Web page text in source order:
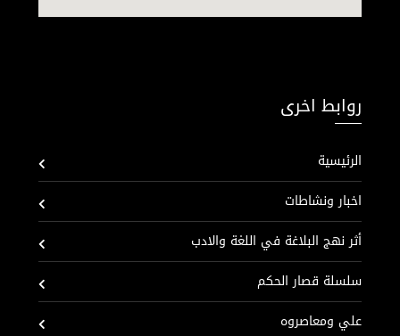
روابط اخرى
الرئيسية
اخبار ونشاطات
أثر نهج البلاغة في اللغة والادب
سلسلة قصار الحكم
علي ومعاصروه